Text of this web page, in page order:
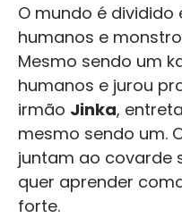
O mundo é
humanos e
Mesmo sendo um
humanos e jurou
irmão Jinka,
mesmo sendo um.
juntam ao covarde
quer aprender
forte.